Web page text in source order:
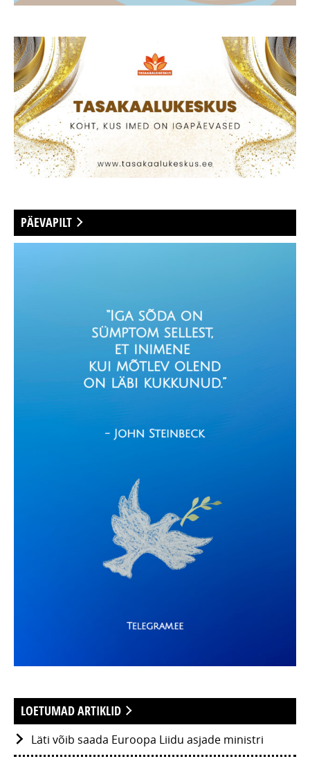
PÄEVAPILT
LOETUMAD ARTIKLID
Läti võib saada Euroopa Liidu asjade ministri